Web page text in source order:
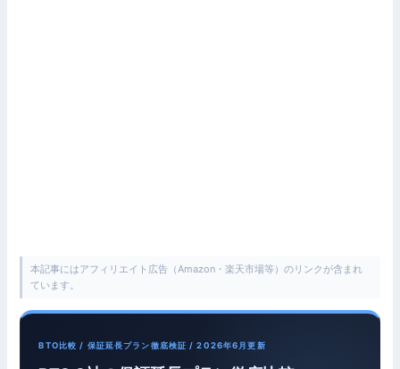
本記事にはアフィリエイト広告（Amazon・楽天市場等）のリンクが含まれ
ています。
BTO比較 / 保証延長プラン徹底検証 / 2026年6月更新